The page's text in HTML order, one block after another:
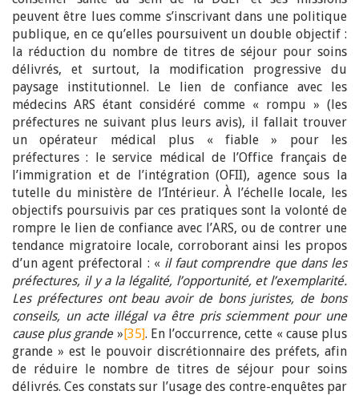
peuvent être lues comme s’inscrivant dans une politique
publique, en ce qu’elles poursuivent un double objectif :
la réduction du nombre de titres de séjour pour soins
délivrés, et surtout, la modification progressive du
paysage institutionnel. Le lien de confiance avec les
médecins ARS étant considéré comme « rompu » (les
préfectures ne suivant plus leurs avis), il fallait trouver
un opérateur médical plus « fiable » pour les
préfectures : le service médical de l’Office français de
l’immigration et de l’intégration (OFII), agence sous la
tutelle du ministère de l’Intérieur. À l’échelle locale, les
objectifs poursuivis par ces pratiques sont la volonté de
rompre le lien de confiance avec l’ARS, ou de contrer une
tendance migratoire locale, corroborant ainsi les propos
d’un agent préfectoral : « il faut comprendre que dans les
préfectures, il y a la légalité, l’opportunité, et l’exemplarité.
Les préfectures ont beau avoir de bons juristes, de bons
conseils, un acte illégal va être pris sciemment pour une
cause plus grande»[35]. En l’occurrence, cette « cause plus
grande » est le pouvoir discrétionnaire des préfets, afin
de réduire le nombre de titres de séjour pour soins
délivrés. Ces constats sur l’usage des contre-enquêtes par